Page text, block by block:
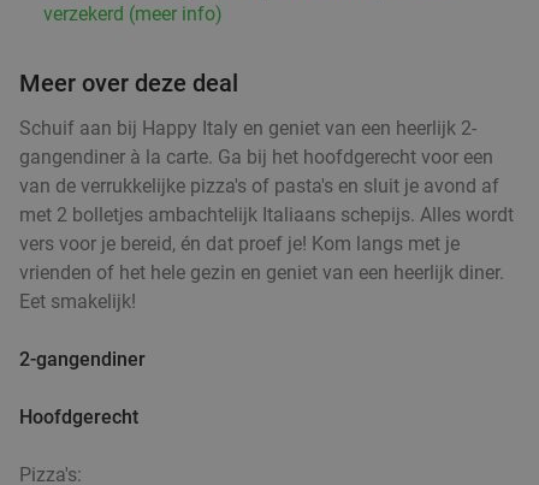
verzekerd (meer info)
Meer over deze deal
Schuif aan bij Happy Italy en geniet van een heerlijk 2-
gangendiner à la carte. Ga bij het hoofdgerecht voor een
van de verrukkelijke pizza's of pasta's en sluit je avond af
met 2 bolletjes ambachtelijk Italiaans schepijs. Alles wordt
vers voor je bereid, én dat proef je! Kom langs met je
vrienden of het hele gezin en geniet van een heerlijk diner.
Eet smakelijk!
2-gangendiner
Hoofdgerecht
Pizza's: